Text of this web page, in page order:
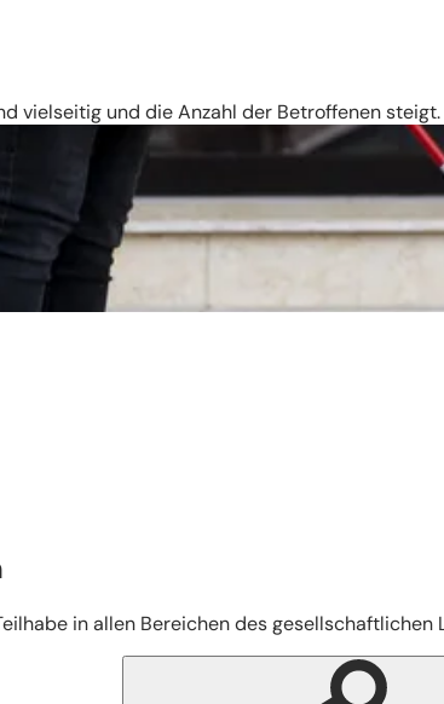
vielseitig und die Anzahl der Betroffenen
in allen Bereichen des